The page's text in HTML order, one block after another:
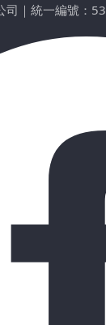
司 ｜ 統一編號：